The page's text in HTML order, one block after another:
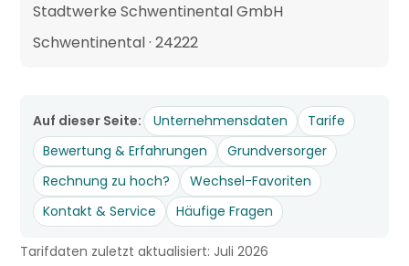
Stadtwerke Schwentinental GmbH
Schwentinental · 24222
Auf dieser Seite: Unternehmensdaten
Tarife
Bewertung & Erfahrungen
Grundversorger
Rechnung zu hoch?
Wechsel-Favoriten
Kontakt & Service
Häufige Fragen
Tarifdaten zuletzt aktualisiert: Juli 2026